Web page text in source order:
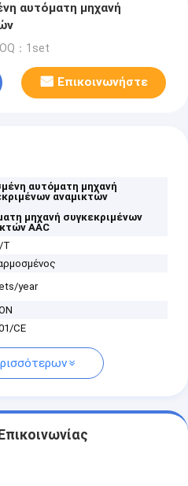
αυτόματη μηχανή
：1set
Επικοινωνήστε
αυτόματη μηχανή
αναμικτών
μηχανή συγκεκριμένων
AAC
T
year
CE